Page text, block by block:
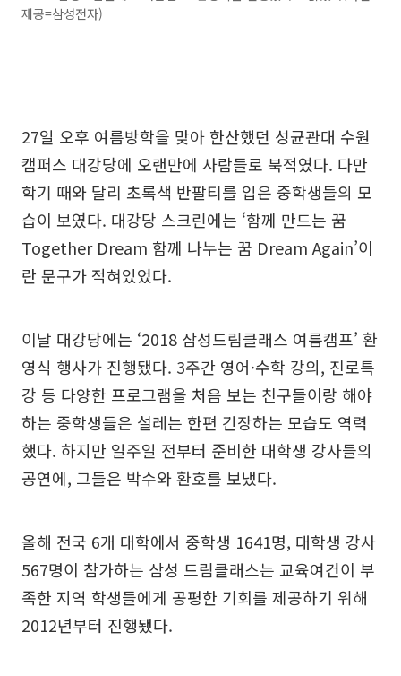
제공=삼성전자)
27일 오후 여름방학을 맞아 한산했던 성균관대 수원
캠퍼스 대강당에 오랜만에 사람들로 북적였다. 다만
학기 때와 달리 초록색 반팔티를 입은 중학생들의 모
습이 보였다. 대강당 스크린에는 ‘함께 만드는 꿈
Together Dream 함께 나누는 꿈 Dream Again’이
란 문구가 적혀있었다.
이날 대강당에는 ‘2018 삼성드림클래스 여름캠프’ 환
영식 행사가 진행됐다. 3주간 영어·수학 강의, 진로특
강 등 다양한 프로그램을 처음 보는 친구들이랑 해야
하는 중학생들은 설레는 한편 긴장하는 모습도 역력
했다. 하지만 일주일 전부터 준비한 대학생 강사들의
공연에, 그들은 박수와 환호를 보냈다.
올해 전국 6개 대학에서 중학생 1641명, 대학생 강사
567명이 참가하는 삼성 드림클래스는 교육여건이 부
족한 지역 학생들에게 공평한 기회를 제공하기 위해
2012년부터 진행됐다.